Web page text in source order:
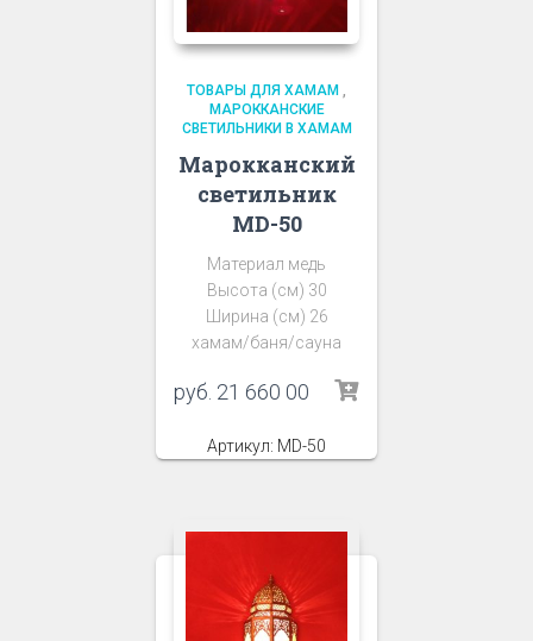
ТОВАРЫ ДЛЯ ХАМАМ ,
МАРОККАНСКИЕ
СВЕТИЛЬНИКИ В ХАМАМ
Марокканский
светильник
MD-50
Материал медь
Высота (см) 30
Ширина (см) 26
хамам/баня/сауна
руб. 21 660 00
Артикул: MD-50